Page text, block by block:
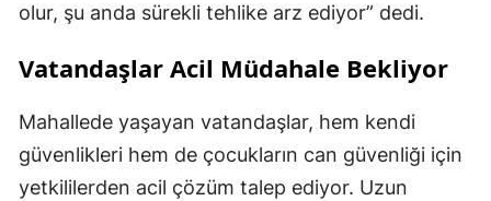
olur, şu anda sürekli tehlike arz ediyor” dedi.
Vatandaşlar Acil Müdahale Bekliyor
Mahallede yaşayan vatandaşlar, hem kendi
güvenlikleri hem de çocukların can güvenliği için
yetkililerden acil çözüm talep ediyor. Uzun